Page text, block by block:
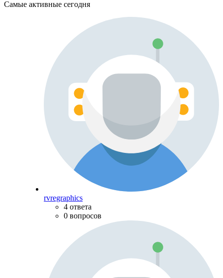
Самые активные сегодня
rvregraphics
4 ответа
0 вопросов